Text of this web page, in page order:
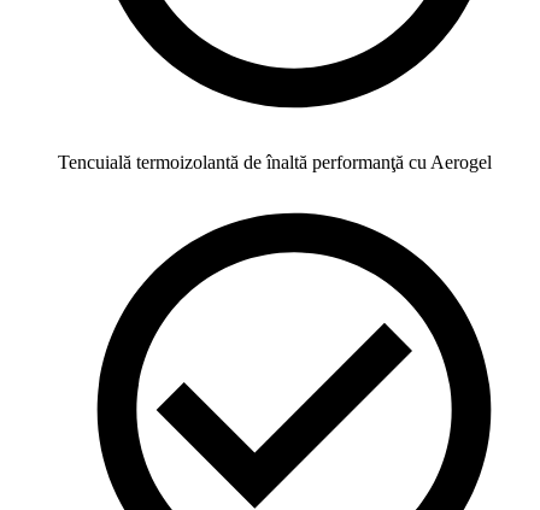
Tencuială termoizolantă de înaltă performanţă cu Aerogel